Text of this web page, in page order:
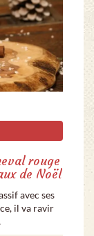
rouge
de Noël
avec ses
il va ravir